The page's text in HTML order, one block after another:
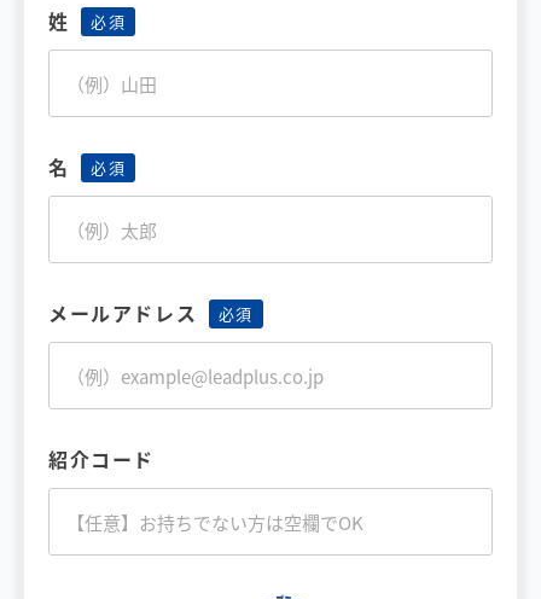
姓
名
メールアドレス
紹介コード